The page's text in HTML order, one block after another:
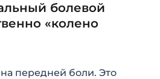
болевой
«колено
передней боли. Это